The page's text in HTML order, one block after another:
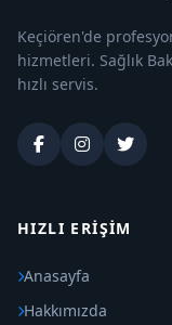
Keçiören'de
hizmetleri. Sağlık
hızlı servis.
HIZLI ERIŞIM
Anasayfa
Hakkımızda